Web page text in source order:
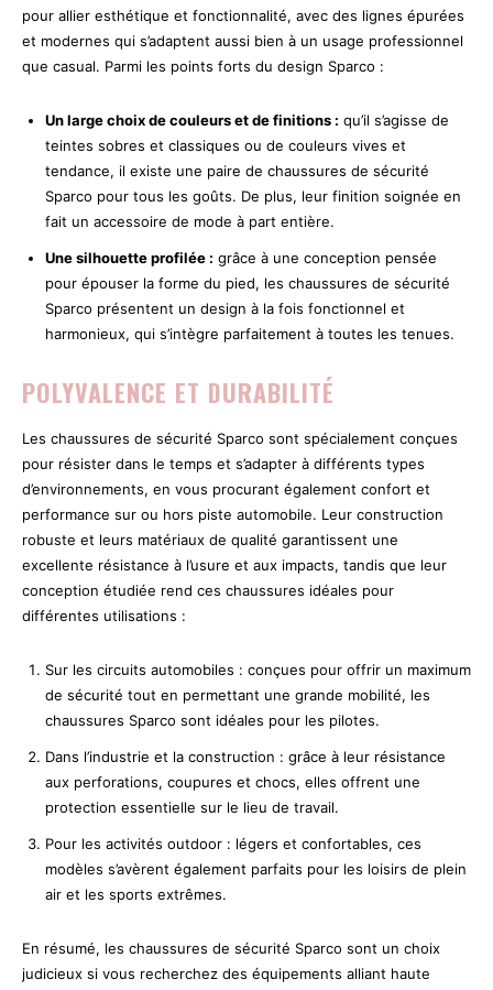
pour allier esthétique et fonctionnalité, avec des lignes épurées
et modernes qui s’adaptent aussi bien à un usage professionnel
que casual. Parmi les points forts du design Sparco :
Un large choix de couleurs et de finitions : qu’il s’agisse de
teintes sobres et classiques ou de couleurs vives et
tendance, il existe une paire de chaussures de sécurité
Sparco pour tous les goûts. De plus, leur finition soignée en
fait un accessoire de mode à part entière.
Une silhouette profilée : grâce à une conception pensée
pour épouser la forme du pied, les chaussures de sécurité
Sparco présentent un design à la fois fonctionnel et
harmonieux, qui s’intègre parfaitement à toutes les tenues.
POLYVALENCE ET DURABILITÉ
Les chaussures de sécurité Sparco sont spécialement conçues
pour résister dans le temps et s’adapter à différents types
d’environnements, en vous procurant également confort et
performance sur ou hors piste automobile. Leur construction
robuste et leurs matériaux de qualité garantissent une
excellente résistance à l’usure et aux impacts, tandis que leur
conception étudiée rend ces chaussures idéales pour
différentes utilisations :
Sur les circuits automobiles : conçues pour offrir un maximum
de sécurité tout en permettant une grande mobilité, les
chaussures Sparco sont idéales pour les pilotes.
Dans l’industrie et la construction : grâce à leur résistance
aux perforations, coupures et chocs, elles offrent une
protection essentielle sur le lieu de travail.
Pour les activités outdoor : légers et confortables, ces
modèles s’avèrent également parfaits pour les loisirs de plein
air et les sports extrêmes.
En résumé, les chaussures de sécurité Sparco sont un choix
judicieux si vous recherchez des équipements alliant haute